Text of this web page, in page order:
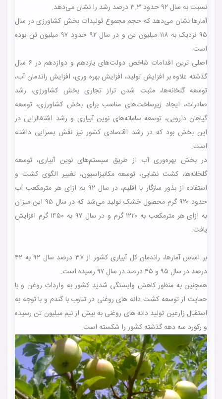
نسبت به سال ۹۲ حدود ۳.۳ درصد رشد را نشان می‌دهد.
آمارها نشان می‌دهد که حجم مجموع تولیدات بخش کشاورزی در سال
۹۵ نزدیک به ۱۱۸ میلیون تن و در سال ۹۲ حدود ۹۷ میلیون تن بوده
است.
اصلی ترین اقدامات شاخص دولت‌های یازدهم و دوازدهم در ۶ سال
گذشته علاوه بر افزایش تولید، افزایش بهره وری، افزایش راندمان آب،
توسعه گلخانه‌ها، مثبت شدن تراز تجاری بخش کشاورزی، رشد
صادرات، ایجاد زیرساخت‌های مناسب برای بخش کشاورزی، توسعه
گیاهان دارویی، توسعه سامانه‌های نوین آبیاری و رشد اشتغالزایی در
این بخش بود که در رشد اقتصادی کشور نیز نقش بسزایی داشته
است.
در بخش بهره‌وری آب از طریق سیستم‌های نوین آبیاری، توسعه
گلخانه‌ها، کشت نشایی، توسعه مکانیزاسیون، تغییر الگوی کشت و
استفاده از بذور سازگار با اقلیم، در سال ۹۲ به ازای هر مترمکعب آب
حدود ۹۲۰ گرم محصول خشک تولید می‌شد که در سال ۹۵ این میزان
به ازای هر مترمکعب به ۱۲۲۰ گرم و در سال ۹۷ به ۱۴۵۰ گرم افزایش
یافت.
بر اساس آمارها، راندمان کل آبیاری کشور از ۳۷ درصد سال ۹۲ به ۴۲
درصد در سال ۹۵ و ۴۵ درصد در سال ۹۷ رسیده است.
همچنین به منظور کاهش وابستگی شدید کشور به واردات روغن و با
حمایت از توسعه کشت دانه های روغنی در تناوب با گندم و با توجه به
استقبال زارعین تولید دانه های روغنی به بیش از نیم میلیون تن رسیده
و رکورد سه دهه گذشته کشور را شکسته است.